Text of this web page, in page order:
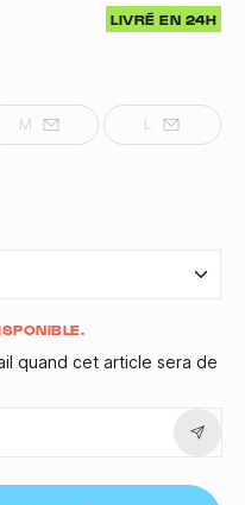
LIVRÉ EN 24H
M L
quand cet article sera de